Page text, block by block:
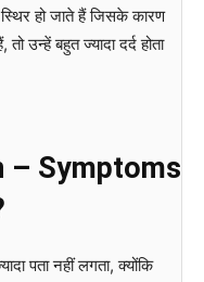
हो जाते हैं जिसके कारण
उन्हें बहुत ज्यादा दर्द होता
– Symptoms
पता नहीं लगता, क्योंकि